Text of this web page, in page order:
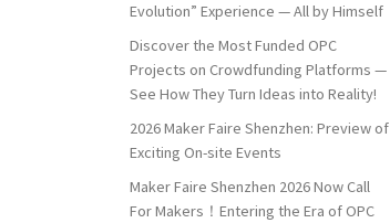
Evolution” Experience — All by Himself
Discover the Most Funded OPC
Projects on Crowdfunding Platforms —
See How They Turn Ideas into Reality!
2026 Maker Faire Shenzhen: Preview of
Exciting On-site Events
Maker Faire Shenzhen 2026 Now Call
For Makers！Entering the Era of OPC